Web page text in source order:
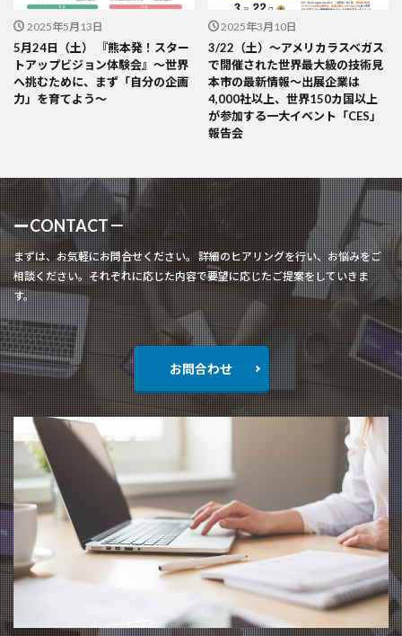
2025年5月13日
5月24日（土） 『熊本発！スター
トアップビジョン体験会』～世界
へ挑むために、まず「自分の企画
力」を育てよう～
2025年3月10日
3/22（土）〜アメリカラスベガス
で開催された世界最大級の技術見
本市の最新情報〜出展企業は
4,000社以上、世界150カ国以上
が参加する一大イベント「CES」
報告会
ーCONTACT－
まずは、お気軽にお問合せください。 詳細のヒアリングを行い、お悩みをご
相談ください。それぞれに応じた内容で要望に応じたご提案をしていきま
す。
お問合わせ